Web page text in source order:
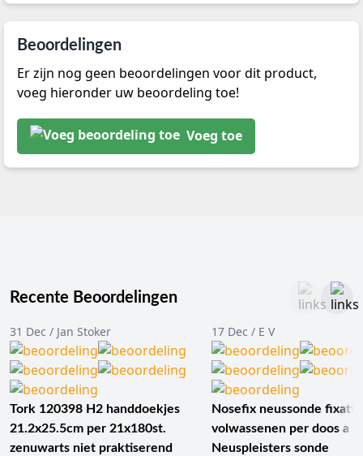
Beoordelingen
Er zijn nog geen beoordelingen voor dit product,
voeg hieronder uw beoordeling toe!
Voeg toe
Recente Beoordelingen
31 Dec / Jan Stoker
Tork 120398 H2 handdoekjes
21.2x25.5cm per 21x180st.
zenuwarts niet praktiserend
17 Dec / E V
Nosefix neussonde
volwassenen per doos a
Neuspleisters sonde